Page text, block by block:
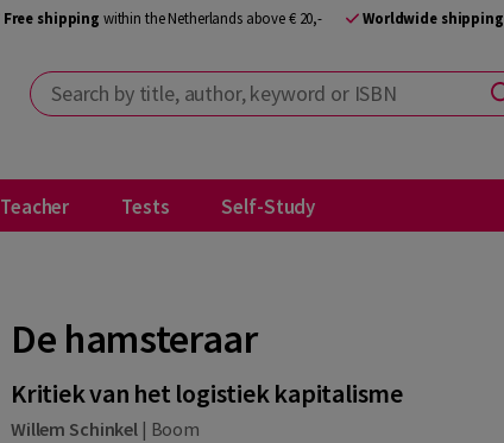
Free shipping within the Netherlands above € 20,- Worldwide shipping
Search by title, author, keyword or ISBN
Teacher Tests Self-Study
De hamsteraar
Kritiek van het logistiek kapitalisme
Willem Schinkel| Boom